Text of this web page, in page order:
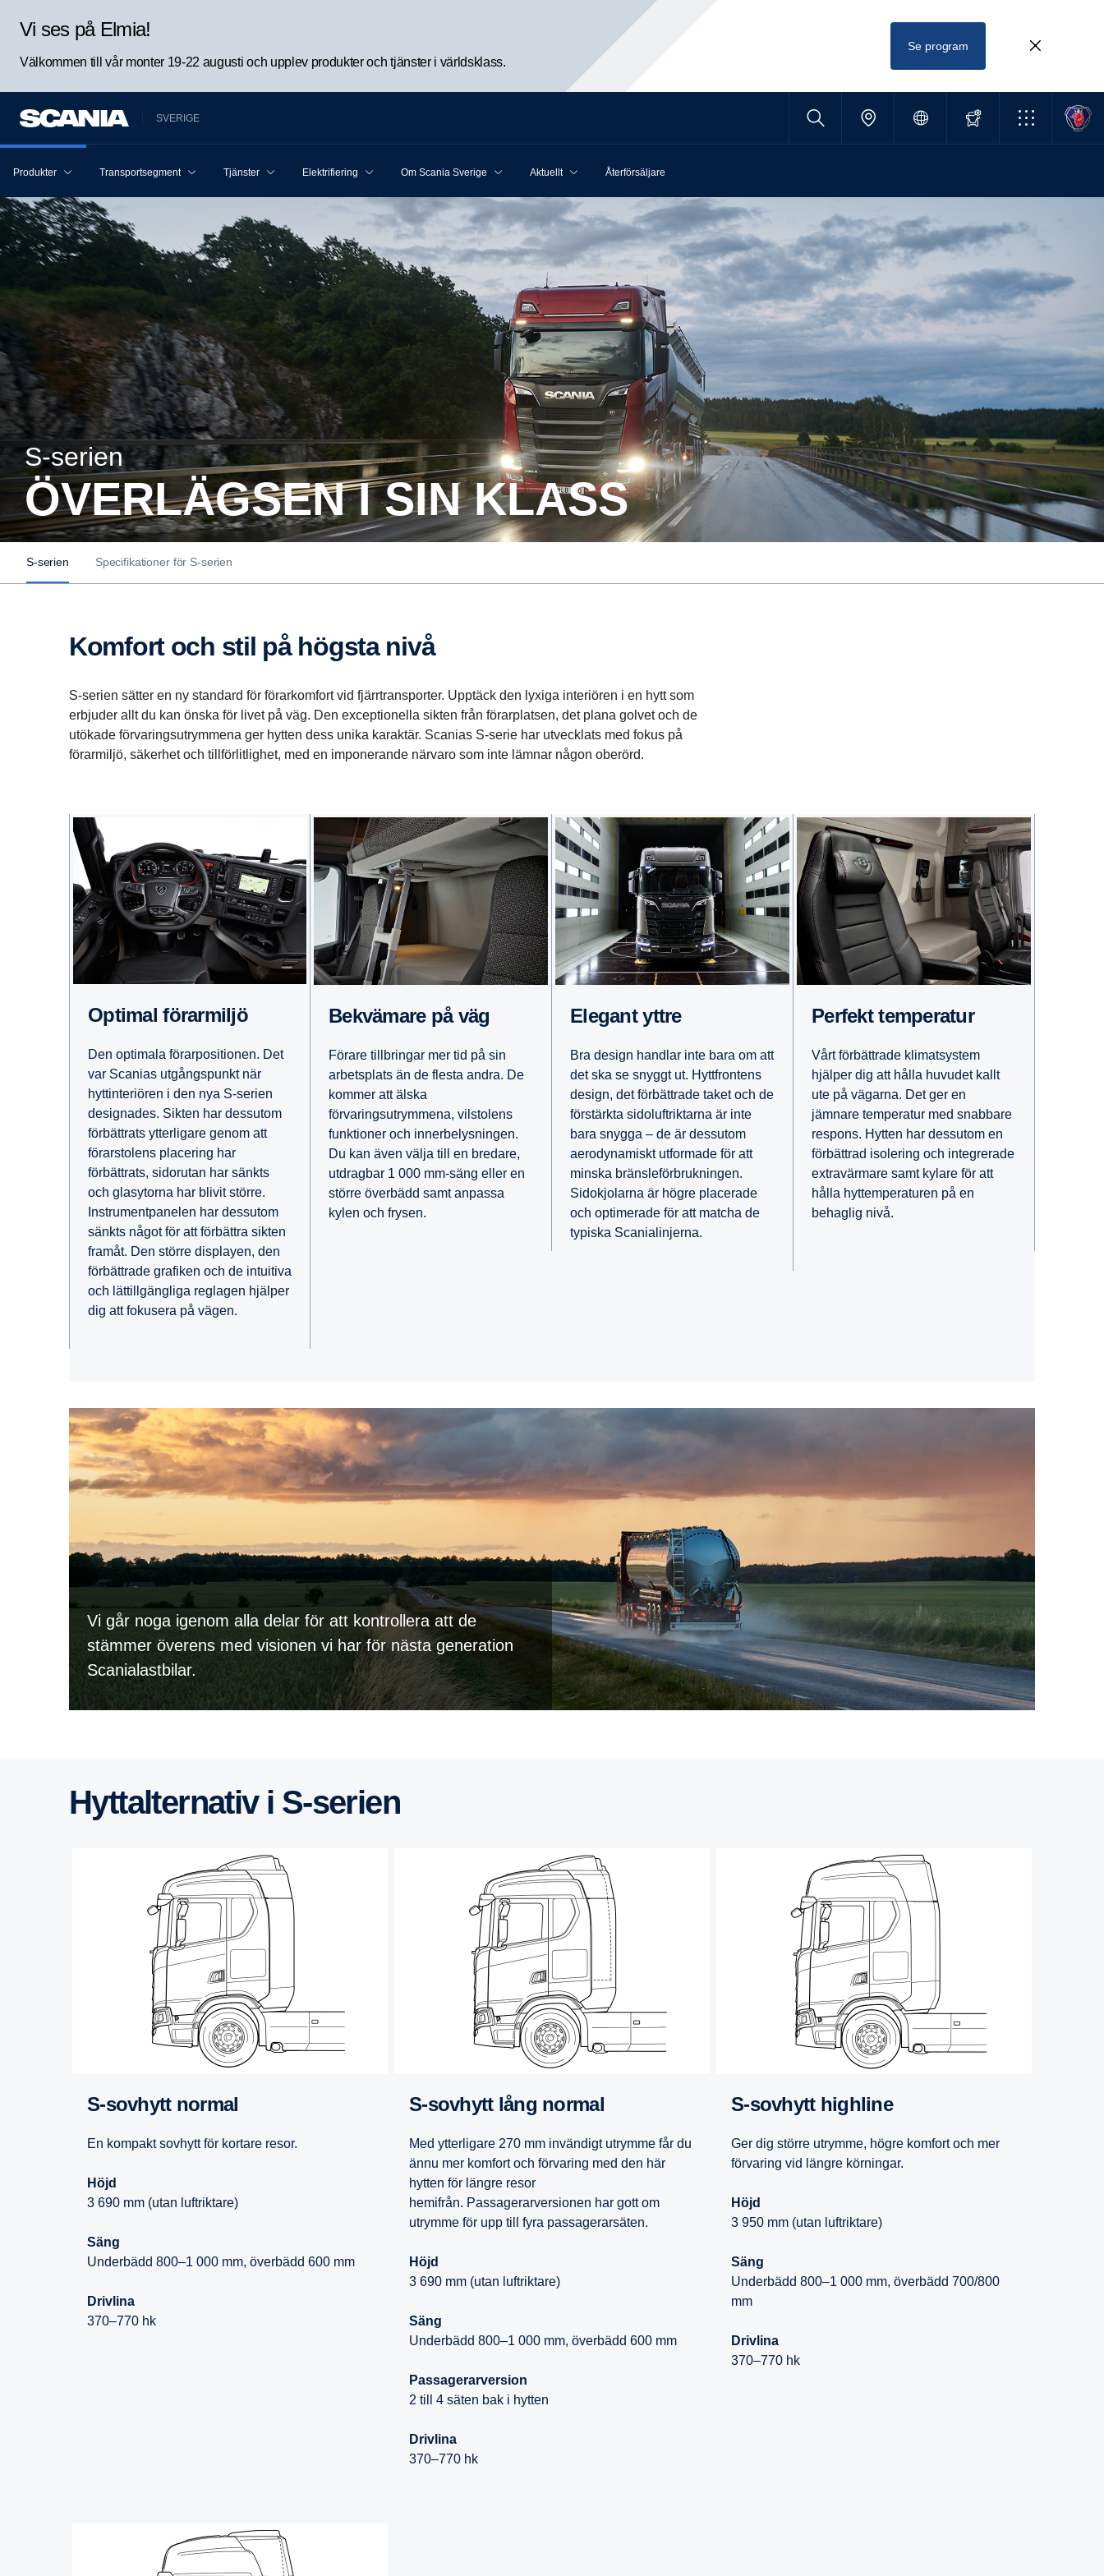
Vi ses på Elmia!
Välkommen till vår monter 19-22 augusti och upplev produkter och tjänster i världsklass.
Se program
SVERIGE
Produkter Transportsegment Tjänster Elektrifiering Om Scania Sverige Aktuellt Återförsäljare
S-​serien
ÖVERLÄGSEN I SIN KLASS
S-serien Specifikationer för S-serien
Komfort och stil på högsta nivå
S-serien sätter en ny standard för förarkomfort vid fjärrtransporter. Upptäck den lyxiga interiören i en hytt som
erbjuder allt du kan önska för livet på väg. Den exceptionella sikten från förarplatsen, det plana golvet och de
utökade förvaringsutrymmena ger hytten dess unika karaktär. Scanias S-serie har utvecklats med fokus på
förarmiljö, säkerhet och tillförlitlighet, med en imponerande närvaro som inte lämnar någon oberörd.
Optimal förarmiljö
Den optimala förarpositionen. Det
var Scanias utgångspunkt när
hyttinteriören i den nya S-serien
designades. Sikten har dessutom
förbättrats ytterligare genom att
förarstolens placering har
förbättrats, sidorutan har sänkts
och glasytorna har blivit större.
Instrumentpanelen har dessutom
sänkts något för att förbättra sikten
framåt. Den större displayen, den
förbättrade grafiken och de intuitiva
och lättillgängliga reglagen hjälper
dig att fokusera på vägen.
Bekvä­mare på väg
Förare tillbringar mer tid på sin
arbetsplats än de flesta andra. De
kommer att älska
förvaringsutrymmena, vilstolens
funktioner och innerbelysningen.
Du kan även välja till en bredare,
utdragbar 1 000 mm-säng eller en
större överbädd samt anpassa
kylen och frysen.
Elegant yttre
Bra design handlar inte bara om att
det ska se snyggt ut. Hyttfrontens
design, det förbättrade taket och de
förstärkta sidoluftriktarna är inte
bara snygga – de är dessutom
aerodynamiskt utformade för att
minska bränsleförbrukningen.
Sidokjolarna är högre placerade
och optimerade för att matcha de
typiska Scanialinjerna.
Perfekt tempe­ratur
Vårt förbättrade klimatsystem
hjälper dig att hålla huvudet kallt
ute på vägarna. Det ger en
jämnare temperatur med snabbare
respons. Hytten har dessutom en
förbättrad isolering och integrerade
extravärmare samt kylare för att
hålla hyttemperaturen på en
behaglig nivå.
Vi går noga igenom alla delar för att kontrollera att de
stämmer överens med visionen vi har för nästa generation
Scanialastbilar.
Hyttal­ter­nativ i S-​​serien
S-​sovhytt normal
En kompakt sovhytt för kortare resor.
Höjd
3 690 mm (utan luftriktare)
Säng
Underbädd 800–1 000 mm, överbädd 600 mm
Drivlina
370–770 hk
S-​sovhytt lång normal
Med ytterligare 270 mm invändigt utrymme får du
ännu mer komfort och förvaring med den här
hytten för längre resor
hemifrån. Passagerarversionen har gott om
utrymme för upp till fyra passagerarsäten.
Höjd
3 690 mm (utan luftriktare)
Säng
Underbädd 800–1 000 mm, överbädd 600 mm
Passagerarversion
2 till 4 säten bak i hytten
Drivlina
370–770 hk
S-​sovhytt highline
Ger dig större utrymme, högre komfort och mer
förvaring vid längre körningar.
Höjd
3 950 mm (utan luftriktare)
Säng
Underbädd 800–1 000 mm, överbädd 700/800
mm
Drivlina
370–770 hk